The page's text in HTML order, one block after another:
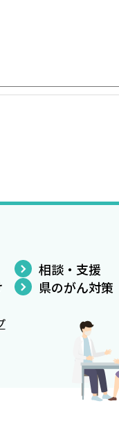
相談・支援
県のがん対策